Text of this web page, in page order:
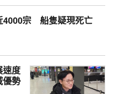
4000宗 船隻疑現死亡
速度
勢